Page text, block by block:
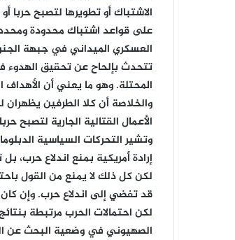
الاشتباك أو تطويرها لتصبح
على قواعد اشتباك محدودة
العسكري الميداني في جبهة
تتحدث بإلحاح عن تحقيق
المحتلة. وهو ما يعني أن
والخلاصة أن كلا الطرفين
الأعمال القتالية الجارية لتصبح
وتشير التحركات السياسية
إرادة أمريكية بمنع اندلاع حرب،
لكن كل ذلك لا يمنع من القول
قد تفضي إلى اندلاع حرب. وإن
لكن احتمالات الحرب مرتبطة
الصهيوني في وضعية البحث عن